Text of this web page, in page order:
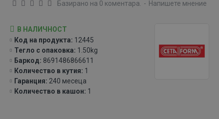
В НАЛИЧНОСТ
Код на продукта: 12445
Тегло с опаковка: 1.50kg
Баркод: 8691486866611
Количество в кашон: 1
Количество в кутия: 1
Гаранция: 240 месеца
Базирано на 0 коментара. - Напишете мнение